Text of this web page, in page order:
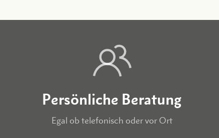
Persönliche Beratung
Egal ob telefonisch oder vor Ort